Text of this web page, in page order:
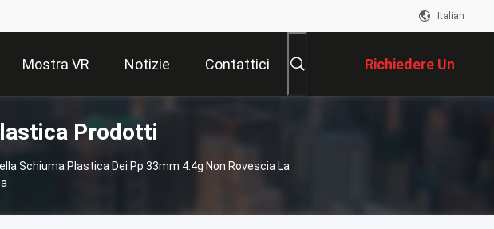
Italian
Mostra VR Notizie Contattici Richiedere Un
Preventivo
Prodotti
Schiuma Plastica Dei Pp 33mm 4.4g Non Rovescia La